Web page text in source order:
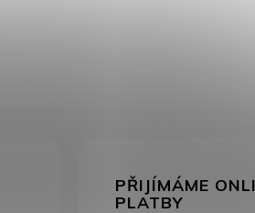
PŘIJÍMÁME
PLATBY